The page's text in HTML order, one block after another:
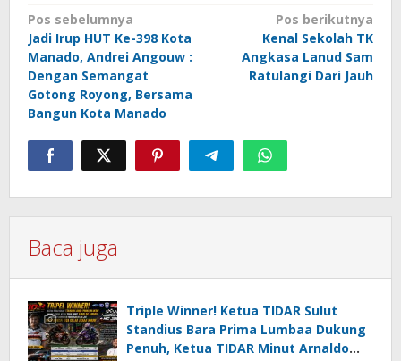
Navigasi
pos
Pos sebelumnya
Jadi Irup HUT Ke-398 Kota
Manado, Andrei Angouw :
Dengan Semangat
Gotong Royong, Bersama
Bangun Kota Manado
Pos berikutnya
Kenal Sekolah TK
Angkasa Lanud Sam
Ratulangi Dari Jauh
Baca juga
Triple Winner! Ketua TIDAR Sulut
Standius Bara Prima Lumbaa Dukung
Penuh, Ketua TIDAR Minut Arnaldo